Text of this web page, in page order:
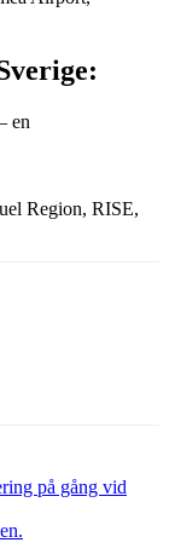
en
Region, RISE,
på gång vid